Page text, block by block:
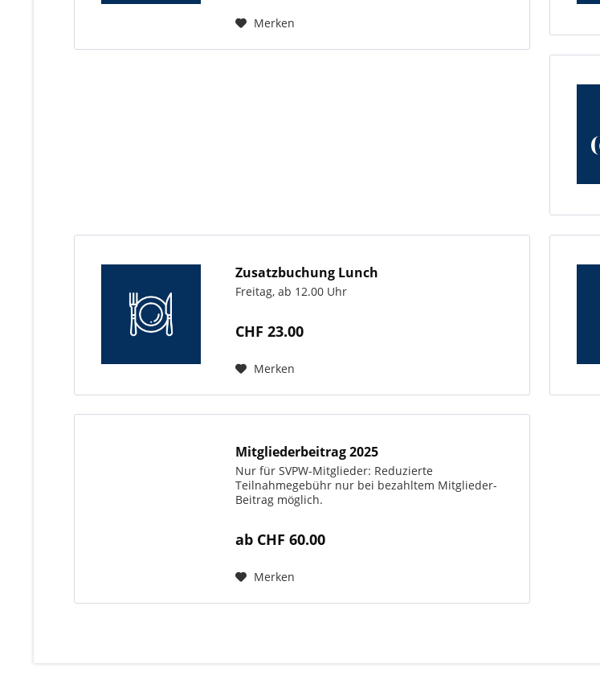
Merken
Zusatzbuchung Lunch
Freitag, ab 12.00 Uhr
CHF 23.00
Merken
Mitgliederbeitrag 2025
Nur für SVPW-Mitglieder: Reduzierte
Teilnahmegebühr nur bei bezahltem Mitglieder-
Beitrag möglich.
ab CHF 60.00
Merken